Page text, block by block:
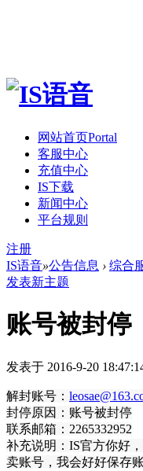
网站首页Portal
客服中心
充值中心
IS下载
新闻中心
平台规则
注册
IS语音»公告信息 › 综合
发表新主题
账号被封停
发表于 2016-9-20
解封账号：
封停原因：账号被封停
联系邮箱：2265332952
补充说明：IS官方你好
卖账号，我会好好保存